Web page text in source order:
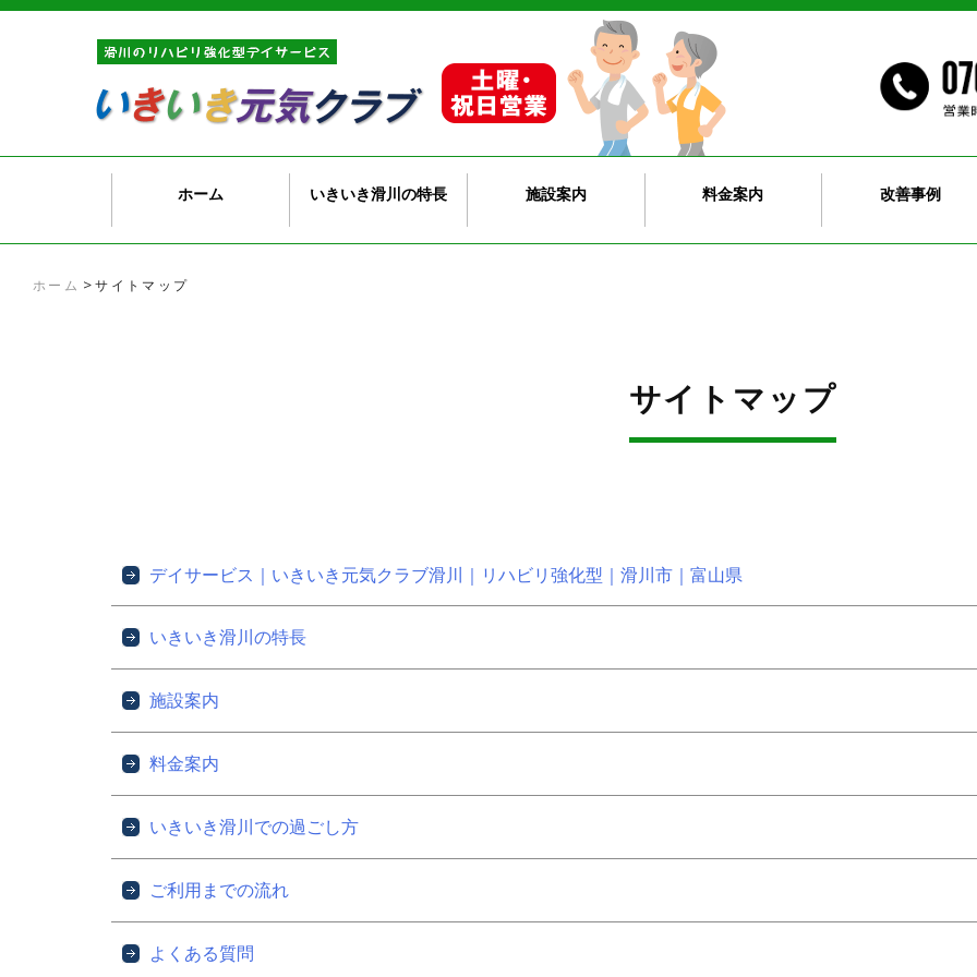
ホーム いきいき滑川の特長 施設案内 料金案内 改善事例
ホーム >サイトマップ
サイトマップ
デイサービス｜いきいき元気クラブ滑川｜リハビリ強化型｜滑川市｜富山県
いきいき滑川の特長
施設案内
料金案内
いきいき滑川での過ごし方
ご利用までの流れ
よくある質問